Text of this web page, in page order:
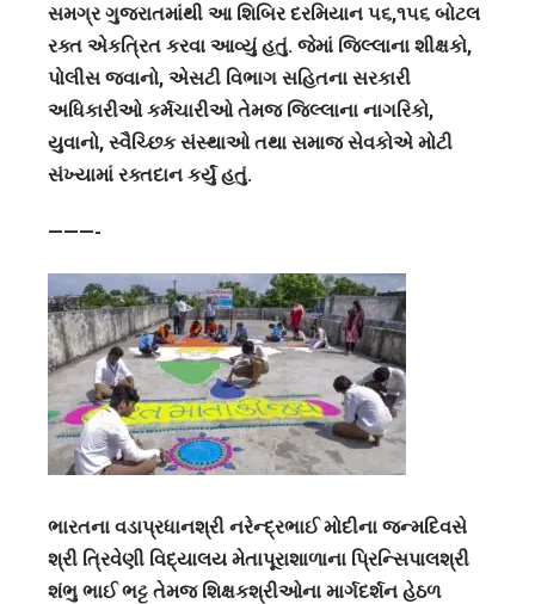
સમગ્ર ગુજરાતમાંથી આ શિબિર દરમિયાન ૫૬,૧૫૬ બોટલ
રક્ત એકત્રિત કરવા આવ્યું હતું. જેમાં જિલ્લાના શીક્ષકો,
પોલીસ જવાનો, એસટી વિભાગ સહિતના સરકારી
અધિકારીઓ કર્મચારીઓ તેમજ જિલ્લાના નાગરિકો,
યુવાનો, સ્વૈચ્છિક સંસ્થાઓ તથા સમાજ સેવકોએ મોટી
સંખ્યામાં રક્તદાન કર્યું હતું.
———-
ભારતના વડાપ્રધાનશ્રી નરેન્દ્રભાઈ મોદીના જન્મદિવસે
શ્રી ત્રિવેણી વિદ્યાલય મેતાપૂરાશાળાના પ્રિન્સિપાલશ્રી
શંભુ ભાઈ ભટ્ટ તેમજ શિક્ષકશ્રીઓના માર્ગદર્શન હેઠળ